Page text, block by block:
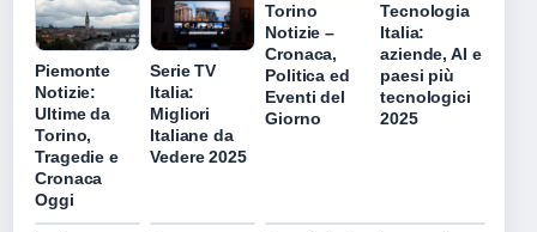
Piemonte
Notizie:
Ultime da
Torino,
Tragedie e
Cronaca
Oggi
Serie TV
Italia:
Migliori
Italiane da
Vedere 2025
Torino
Notizie –
Cronaca,
Politica ed
Eventi del
Giorno
Tecnologia
Italia:
aziende, AI e
paesi più
tecnologici
2025